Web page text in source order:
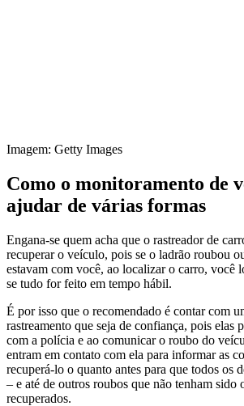
Imagem: Getty Images
Como o monitoramento de
ajudar de várias formas
Engana-se quem acha que o rastreador de
recuperar o veículo, pois se o ladrão roubou
estavam com você, ao localizar o carro, você
se tudo for feito em tempo hábil.
É por isso que o recomendado é contar com
rastreamento que seja de confiança, pois elas
com a polícia e ao comunicar o roubo do
entram em contato com ela para informar as
recuperá-lo o quanto antes para que todos os
– e até de outros roubos que não tenham sido
recuperados.